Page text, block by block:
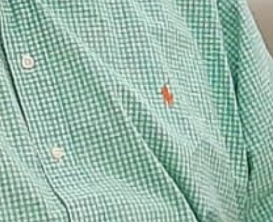
Aktuelles speziell für Pensionisten
Meine Mitgliedschaft
Hast du eine Frage zur Mitgliedschaft?
Mitglied werden
Online Formular der gpf
Kontakt
Hast du eine Frage an uns?
Newsletter
Bleibe auf dem Laufenden